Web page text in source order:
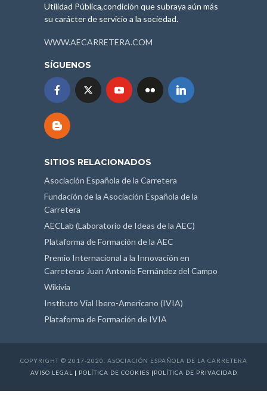
Utilidad Pública,condición que subraya aún más
su carácter de servicio a la sociedad.
WWW.AECARRETERA.COM
SÍGUENOS
SITIOS RELACIONADOS
Asociación Española de la Carretera
Fundación de la Asociación Española de la
Carretera
AECLab (Laboratorio de Ideas de la AEC)
Plataforma de Formación de la AEC
Premio Internacional a la Innovación en
Carreteras Juan Antonio Fernández del Campo
Wikivia
Instituto Vial Ibero-Americano (IVIA)
Plataforma de Formación de IVIA
COPYRIGHT © 2017-2020. ASOCIACIÓN ESPAÑOLA DE LA CARRETERA
AVISO LEGAL
| POLÍTICA DE COOKIES | POLÍTICA DE PRIVACIDAD